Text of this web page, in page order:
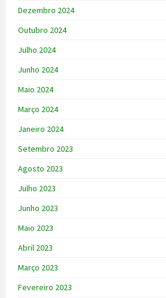
Dezembro 2024
Outubro 2024
Julho 2024
Junho 2024
Maio 2024
Março 2024
Janeiro 2024
Setembro 2023
Agosto 2023
Julho 2023
Junho 2023
Maio 2023
Abril 2023
Março 2023
Fevereiro 2023